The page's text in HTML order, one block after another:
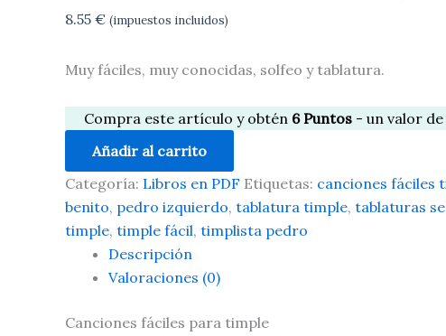
8.55 € (impuestos incluidos)
Muy fáciles, muy conocidas, solfeo y tablatura.
Compra este artículo y obtén 6Puntos - un valor de
Añadir al carrito
Categoría: Libros en PDF Etiquetas: canciones fáciles
benito, pedro izquierdo, tablatura timple, tablaturas
timple, timple fácil, timplista pedro
Descripción
Valoraciones (0)
Canciones fáciles para timple